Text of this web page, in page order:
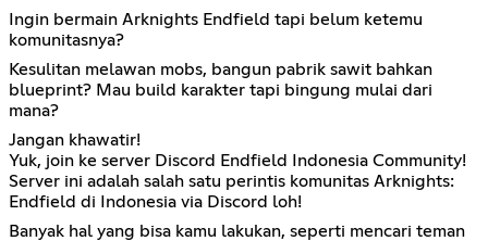
Ingin bermain Arknights Endfield tapi belum ketemu
komunitasnya?
Kesulitan melawan mobs, bangun pabrik sawit bahkan
blueprint? Mau build karakter tapi bingung mulai dari
mana?
Jangan khawatir!
Yuk, join ke server Discord Endfield Indonesia Community!
Server ini adalah salah satu perintis komunitas Arknights:
Endfield di Indonesia via Discord loh!
Banyak hal yang bisa kamu lakukan, seperti mencari teman